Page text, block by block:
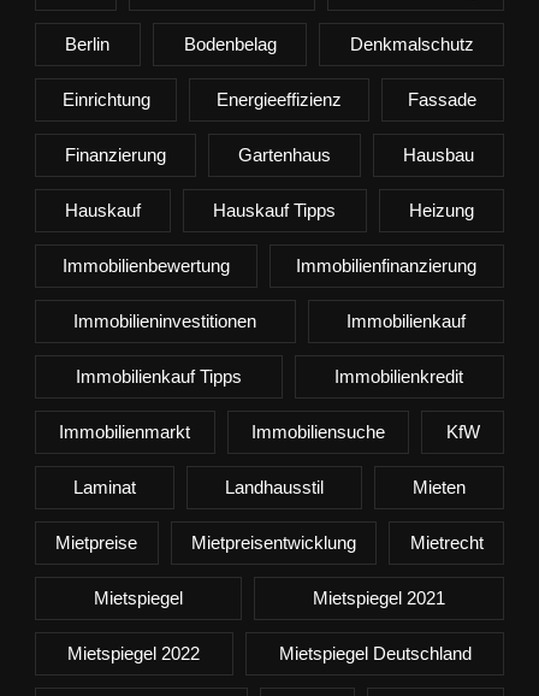
Berlin Bodenbelag Denkmalschutz
Einrichtung Energieeffizienz Fassade
Finanzierung Gartenhaus Hausbau
Hauskauf Hauskauf Tipps Heizung
Immobilienbewertung Immobilienfinanzierung
Immobilieninvestitionen Immobilienkauf
Immobilienkauf Tipps Immobilienkredit
Immobilienmarkt Immobiliensuche KfW
Laminat Landhausstil Mieten
Mietpreise Mietpreisentwicklung Mietrecht
Mietspiegel Mietspiegel 2021
Mietspiegel 2022 Mietspiegel Deutschland